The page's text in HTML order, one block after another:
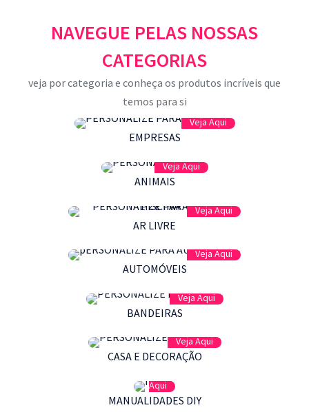
NAVEGUE PELAS NOSSAS
CATEGORIAS
veja por categoria e conheça os produtos incríveis que
temos para si
Veja Aqui
EMPRESAS
Veja Aqui
ANIMAIS
Veja Aqui
AR LIVRE
Veja Aqui
AUTOMÓVEIS
Veja Aqui
BANDEIRAS
Veja Aqui
CASA E DECORAÇÃO
Aqui
MANUALIDADES DIY